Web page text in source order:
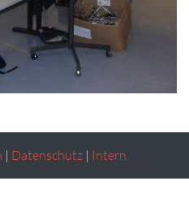
| Datenschutz | Intern